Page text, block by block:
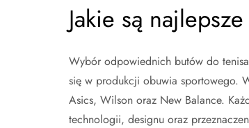
Jakie są
Wybór odpowiednich butów do
się w produkcji obuwia sportowego.
Asics, Wilson oraz New Balance.
technologii, designu oraz